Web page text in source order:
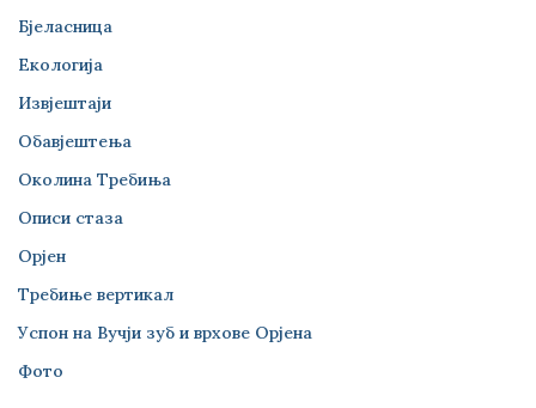
Бјеласница
Екологија
Извјештаји
Обавјештења
Околина Требиња
Описи стаза
Орјен
Требиње вертикал
Успон на Вучји зуб и врхове Орјена
Фото